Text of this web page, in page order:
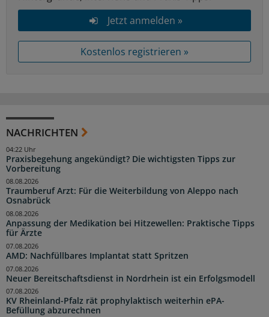
Jetzt anmelden »
Kostenlos registrieren »
NACHRICHTEN
Praxisbegehung angekündigt? Die wichtigsten Tipps zur
Vorbereitung
04:22 Uhr
Traumberuf Arzt: Für die Weiterbildung von Aleppo nach
Osnabrück
08.08.2026
Anpassung der Medikation bei Hitzewellen: Praktische Tipps
für Ärzte
08.08.2026
AMD: Nachfüllbares Implantat statt Spritzen
07.08.2026
Neuer Bereitschaftsdienst in Nordrhein ist ein Erfolgsmodell
07.08.2026
KV Rheinland-Pfalz rät prophylaktisch weiterhin ePA-
Befüllung abzurechnen
07.08.2026